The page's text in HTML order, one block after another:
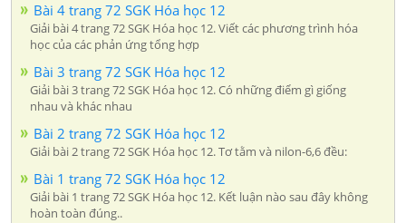
Bài 4 trang 72 SGK Hóa học 12
Giải bài 4 trang 72 SGK Hóa học 12. Viết các phương trình hóa
học của các phản ứng tổng hợp
Bài 3 trang 72 SGK Hóa học 12
Giải bài 3 trang 72 SGK Hóa học 12. Có những điểm gì giống
nhau và khác nhau
Bài 2 trang 72 SGK Hóa học 12
Giải bài 2 trang 72 SGK Hóa học 12. Tơ tằm và nilon-6,6 đều:
Bài 1 trang 72 SGK Hóa học 12
Giải bài 1 trang 72 SGK Hóa học 12. Kết luận nào sau đây không
hoàn toàn đúng..